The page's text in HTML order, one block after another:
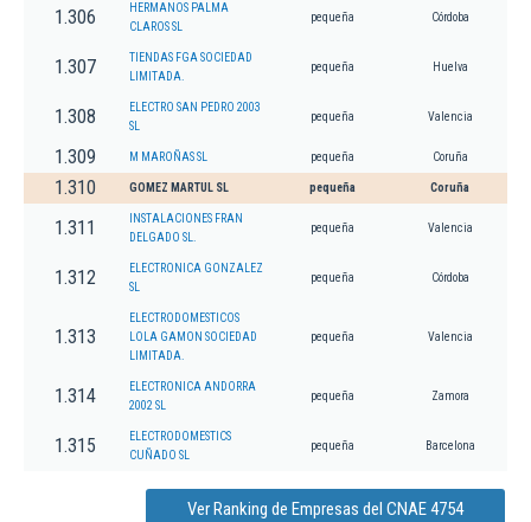
1.306
HERMANOS PALMA
CLAROS SL
pequeña Córdoba
1.307
TIENDAS FGA SOCIEDAD
LIMITADA.
pequeña Huelva
1.308
ELECTRO SAN PEDRO 2003
SL
pequeña Valencia
1.309 M MAROÑAS SL pequeña Coruña
1.310 GOMEZ MARTUL SL pequeña Coruña
1.311
INSTALACIONES FRAN
DELGADO SL.
pequeña Valencia
1.312
ELECTRONICA GONZALEZ
SL
pequeña Córdoba
1.313
ELECTRODOMESTICOS
LOLA GAMON SOCIEDAD
LIMITADA.
pequeña Valencia
1.314
ELECTRONICA ANDORRA
2002 SL
pequeña Zamora
1.315
ELECTRODOMESTICS
CUÑADO SL
pequeña Barcelona
Ver Ranking de Empresas del CNAE 4754